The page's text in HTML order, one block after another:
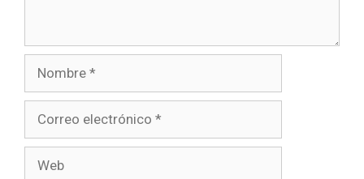
electrónico